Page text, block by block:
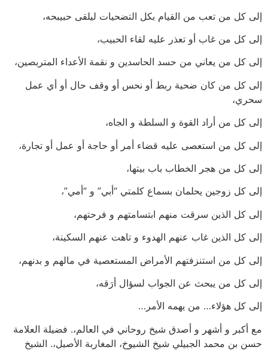
إلى كل من تعب من القيام بكل التضحيات ليلقى حبيبحه،
إلى كل من غاب أو تعذر عليه لقاء الحبيب،
إلى كل من يعاني من حسد الحاسدين و نقمة الأعداء المتربصين،
إلى كل من كان ضحية ربط أو نحس أو وقف حال أو أي عمل
سحري،
إلى كل من أراد القوة و السلطة و الجاه،
إلى كل من استعصى عليه قضاء أمر أو حاجة أو عمل أو تجارة،
إلى كل من هجر الخطاب باب بيتها،
إلى كل زوجين يحلمان بسماع كلمتي “أبي” و “أمي”،
إلى كل الذين سرقت منهم ابتسامتهم و فرحتهم،
إلى كل الذين غاب عنهم الهدوء و تاهت عنهم السكينة،
إلى كل من استنزفتهم الأمراض المستعصية في مالهم و بدنهم،
إلى كل من يبحث عن الجواب لسؤال أرَقه،
إلى كل هؤلاء… من يهمه الأمر…
مع أكبر و أشهر و أصدق شيخ روحاني في العالم،. فضيلة العلامة
حسن بن محمد الجبيلي شيخ الشيوخ، المغاربة الأصيل،. الشيخ